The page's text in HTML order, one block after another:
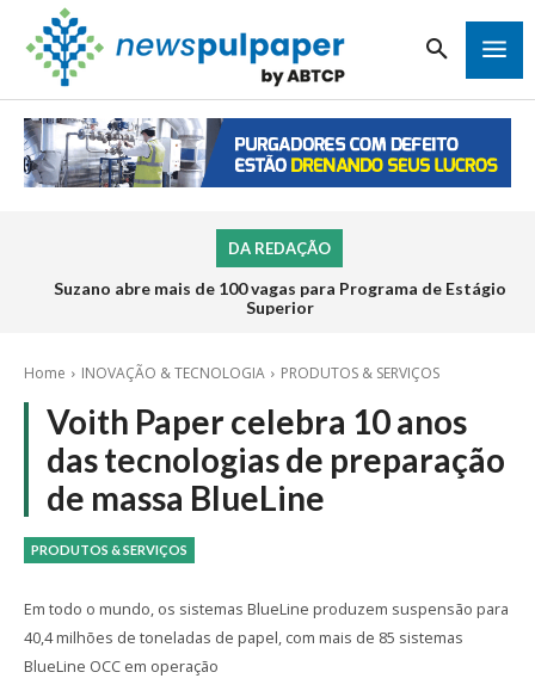
DA REDAÇÃO
Suzano abre mais de 100 vagas para Programa de Estágio
Superior
Home INOVAÇÃO & TECNOLOGIA PRODUTOS & SERVIÇOS
Voith Paper celebra 10 anos
das tecnologias de preparação
de massa BlueLine
PRODUTOS & SERVIÇOS
Em todo o mundo, os sistemas BlueLine produzem suspensão para
40,4 milhões de toneladas de papel, com mais de 85 sistemas
BlueLine OCC em operação